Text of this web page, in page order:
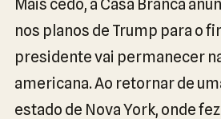
Mais cedo, a Casa Branca
nos planos de Trump para o
presidente vai permanecer
americana. Ao retornar de
estado de Nova York, onde